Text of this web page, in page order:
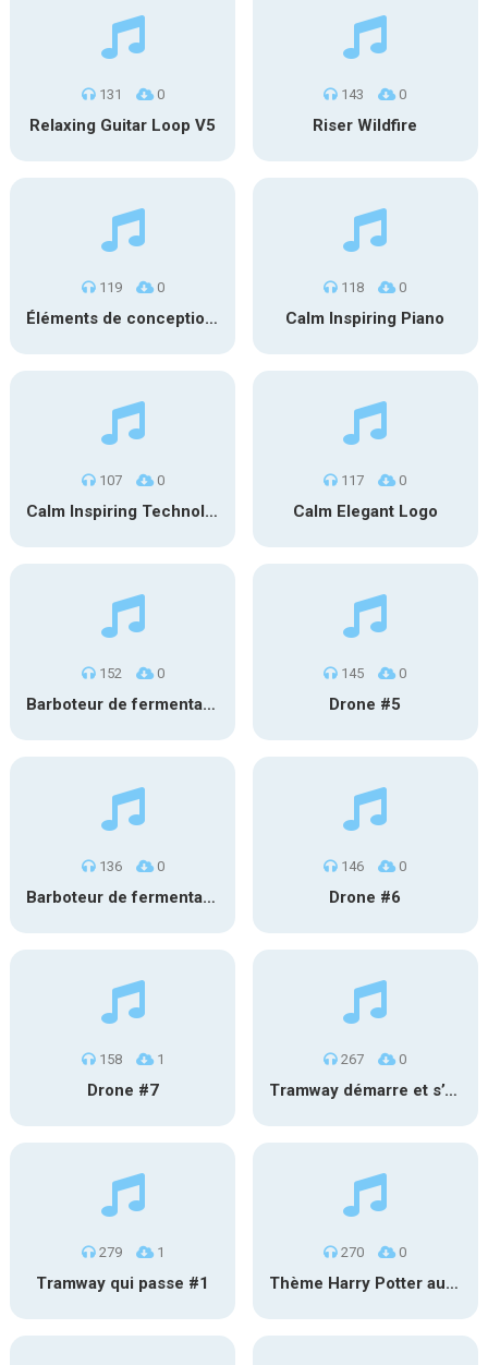
131 0
Relaxing Guitar Loop V5
143 0
Riser Wildfire
119 0
Éléments de conception sonore SFX PS 022
118 0
Calm Inspiring Piano
107 0
Calm Inspiring Technology Logo
117 0
Calm Elegant Logo
152 0
Barboteur de fermentation #1
145 0
Drone #5
136 0
Barboteur de fermentation #2
146 0
Drone #6
158 1
Drone #7
267 0
Tramway démarre et s’éloigne #2
279 1
Tramway qui passe #1
270 0
Thème Harry Potter au carillon